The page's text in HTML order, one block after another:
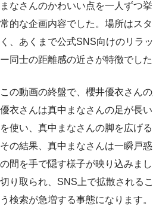
まなさんのかわいい点を一人ずつ
常的な企画内容でした。場所はス
く、あくまで公式SNS向けのリラ
ー同士の距離感の近さが特徴でした
この動画の終盤で、櫻井優衣さん
優衣さんは真中まなさんの足が長
を使い、真中まなさんの脚を広げ
その結果、真中まなさんは一瞬戸
の間を手で隠す様子が映り込みま
切り取られ、SNS上で拡散される
う検索が急増する事態になります。